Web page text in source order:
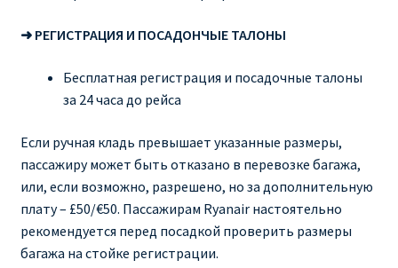
➜ РЕГИСТРАЦИЯ И ПОСАДОНЧЫЕ ТАЛОНЫ
Бесплатная регистрация и посадочные талоны
за 24 часа до рейса
Если ручная кладь превышает указанные размеры,
пассажиру может быть отказано в перевозке багажа,
или, если возможно, разрешено, но за дополнительную
плату – £50/€50. Пассажирам Ryanair настоятельно
рекомендуется перед посадкой проверить размеры
багажа на стойке регистрации.